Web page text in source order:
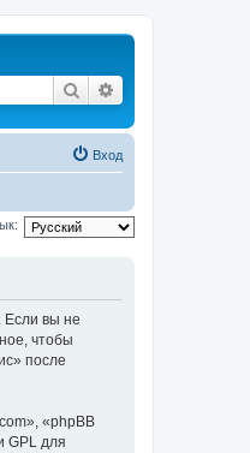
Поиск
Вход
Если вы не
чтобы
после
«phpBB
GPL для